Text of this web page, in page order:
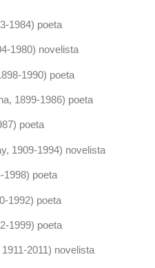
1984) poeta
1980) novelista
1990) poeta
1899-1986) poeta
poeta
1909-1994) novelista
1998) poeta
1992) poeta
1999) poeta
2011) novelista